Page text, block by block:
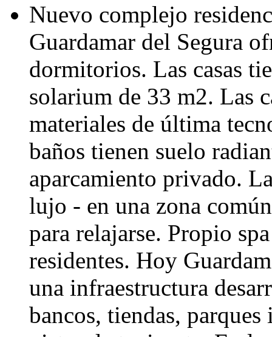
Nuevo complejo
Guardamar del Segura
dormitorios. Las casas
solarium de 33 m2. Las
materiales de última
baños tienen suelo
aparcamiento privado.
lujo - en una zona
para relajarse. Propio
residentes. Hoy
una infraestructura
bancos, tiendas,